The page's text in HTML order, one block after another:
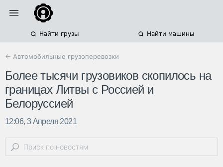
Найти грузы Найти машины
← Автомобильные грузоперевозки
Более тысячи грузовиков скопилось на
границах Литвы с Россией и
Белоруссией
12:06, 3 Апреля 2021